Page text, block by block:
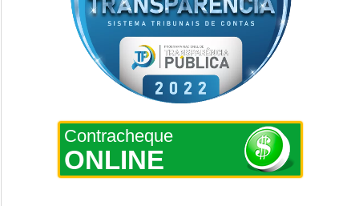
Contracheque
ONLINE